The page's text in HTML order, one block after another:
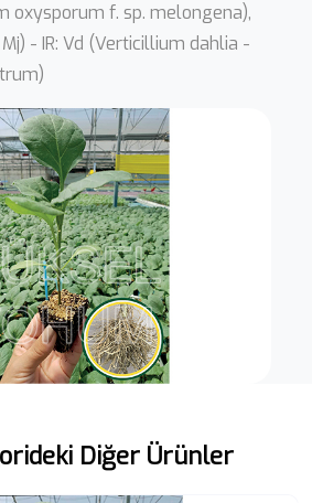
oxysporum f. sp. melongena),
- IR: Vd (Verticillium dahlia -
Diğer Ürünler